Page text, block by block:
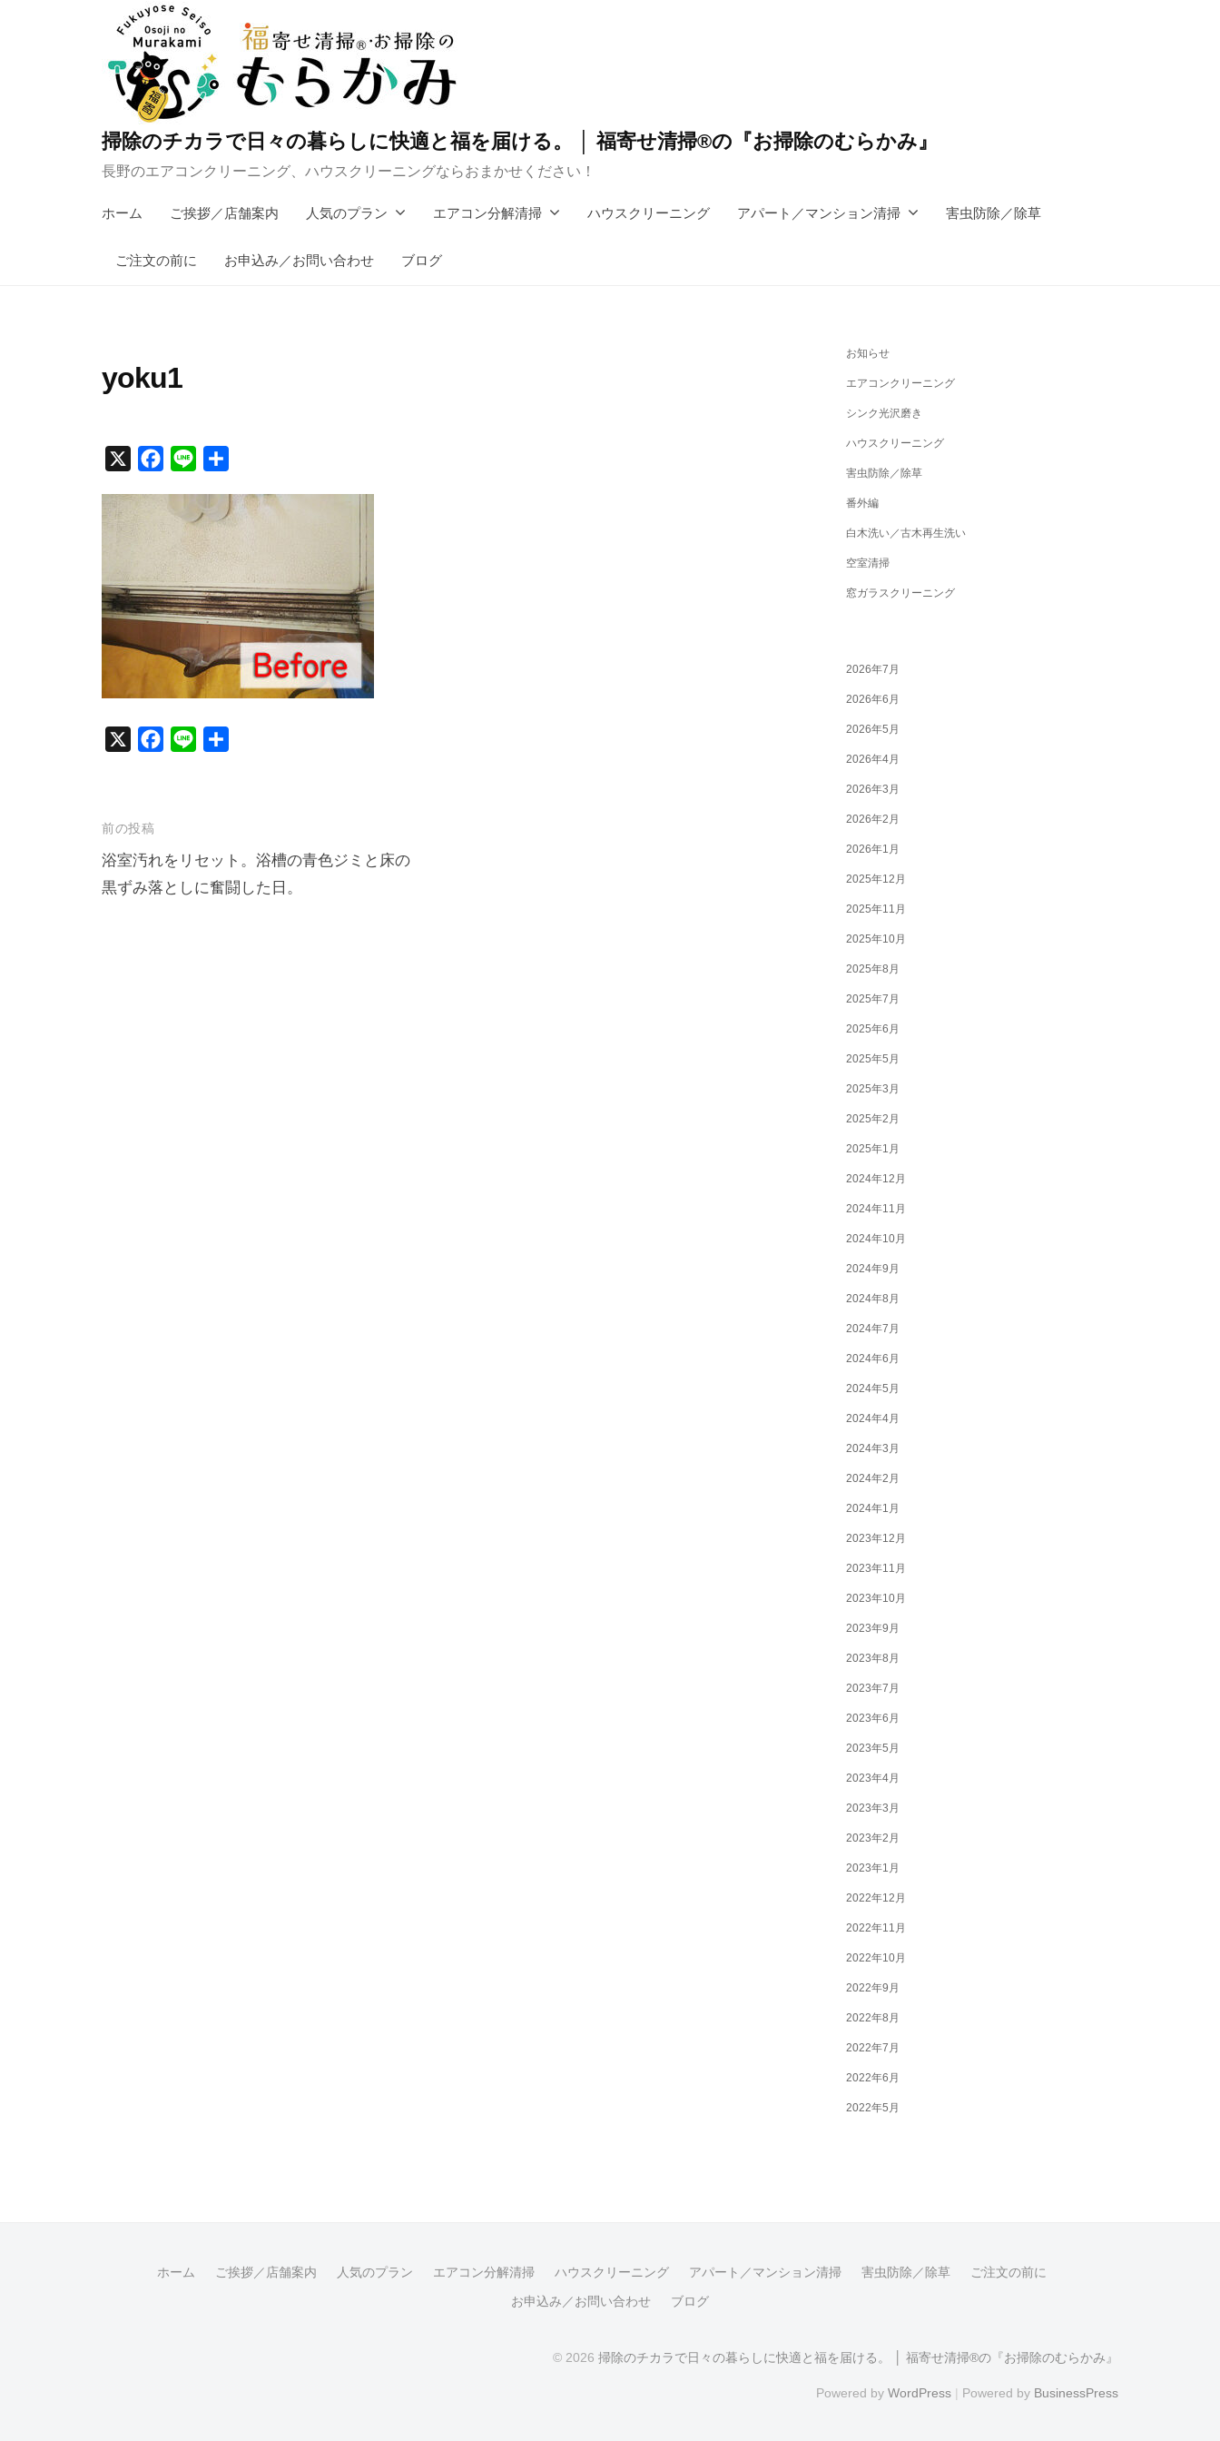
掃除のチカラで日々の暮らしに快適と福を届ける。 │ 福寄せ清掃®の『お掃除のむらかみ』
長野のエアコンクリーニング、ハウスクリーニングならおまかせください！
ホーム ご挨拶／店舗案内 人気のプラン エアコン分解清掃 ハウスクリーニング アパート／マンション清掃 害虫防除／除草
ご注文の前に お申込み／お問い合わせ ブログ
yoku1
c
o
o
n
o
o
投
稿
ナ
前の投稿
浴室汚れをリセット。浴槽の青色ジミと床の
黒ずみ落としに奮闘した日。
お知らせ
エアコンクリーニング
シンク光沢磨き
ハウスクリーニング
害虫防除／除草
番外編
白木洗い／古木再生洗い
空室清掃
窓ガラスクリーニング
2026年7月
2026年6月
2026年5月
2026年4月
2026年3月
2026年2月
2026年1月
2025年12月
2025年11月
2025年10月
2025年8月
2025年7月
2025年6月
2025年5月
2025年3月
2025年2月
2025年1月
2024年12月
2024年11月
2024年10月
2024年9月
2024年8月
2024年7月
2024年6月
2024年5月
2024年4月
2024年3月
2024年2月
2024年1月
2023年12月
2023年11月
2023年10月
2023年9月
2023年8月
2023年7月
2023年6月
2023年5月
2023年4月
2023年3月
2023年2月
2023年1月
2022年12月
2022年11月
2022年10月
2022年9月
2022年8月
2022年7月
2022年6月
2022年5月
ホーム ご挨拶／店舗案内 人気のプラン エアコン分解清掃 ハウスクリーニング アパート／マンション清掃 害虫防除／除草
ご注文の前に
お申込み／お問い合わせ
ブログ
© 2026 掃除のチカラで日々の暮らしに快適と福を届ける。 │ 福寄せ清掃®の『お掃除のむらかみ』
Powered by WordPress | Powered by BusinessPress